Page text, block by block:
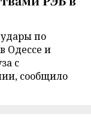
по
Одессе и
с
сообщило